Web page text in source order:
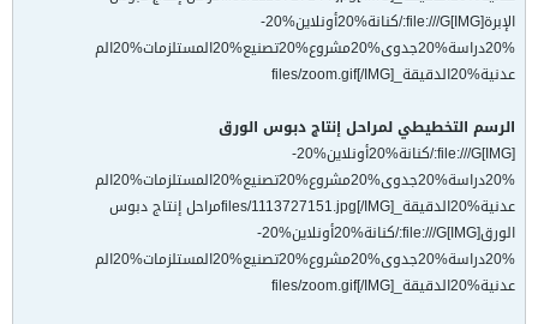
الإبرة[IMG]file:///G:/كنانة%20أونلاين%20-
%20دراسة%20جدوى%20مشروع%20تصنيع%20المستلزمات%20الم
عدنية%20الدقيقة_files/zoom.gif[/IMG]
الرسم التخطيطي لمراحل إنتاج دبوس الورق
[IMG]file:///G:/كنانة%20أونلاين%20-
%20دراسة%20جدوى%20مشروع%20تصنيع%20المستلزمات%20الم
عدنية%20الدقيقة_files/1113727151.jpg[/IMG]مراحل إنتاج دبوس
الورق[IMG]file:///G:/كنانة%20أونلاين%20-
%20دراسة%20جدوى%20مشروع%20تصنيع%20المستلزمات%20الم
عدنية%20الدقيقة_files/zoom.gif[/IMG]